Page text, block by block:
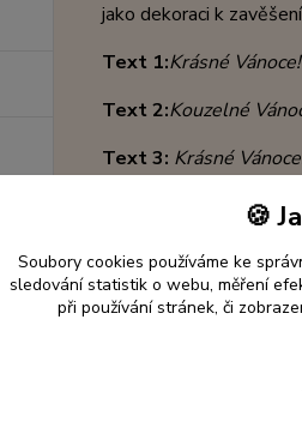
jako dekoraci k
Text 1:Krásné
Text 2:Kouzelné
Text 3: Krásné
Kouzlo
Rozměr obálky: 10,5
🍪
Soubory cookies používáme ke
sledování statistik o webu, měření
při používání stránek, či